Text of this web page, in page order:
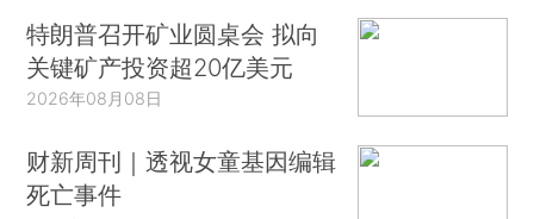
特朗普召开矿业圆桌会 拟向
关键矿产投资超20亿美元
2026年08月08日
财新周刊｜透视女童基因编辑
死亡事件